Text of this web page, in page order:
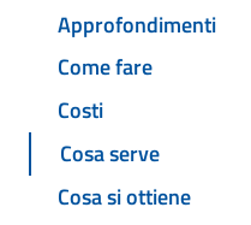
Approfondimenti
Come fare
Costi
Cosa serve
Cosa si ottiene